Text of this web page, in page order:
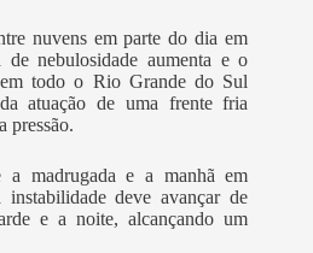
nuvens em parte do dia em
de nebulosidade aumenta e o
todo o Rio Grande do Sul
atuação de uma frente fria
pressão.
a madrugada e a manhã em
deve avançar de
e a noite, alcançando um